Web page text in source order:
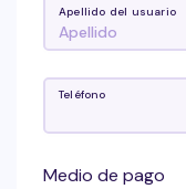
Apellido del usuario
Teléfono
Medio de pago